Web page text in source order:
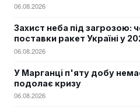
06.08.2026
Захист неба під загрозою:
поставки ракет Україні у
06.08.2026
У Марганці п'яту добу
подолає кризу
06.08.2026